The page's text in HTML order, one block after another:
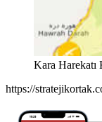
Kara Harekatı
https://